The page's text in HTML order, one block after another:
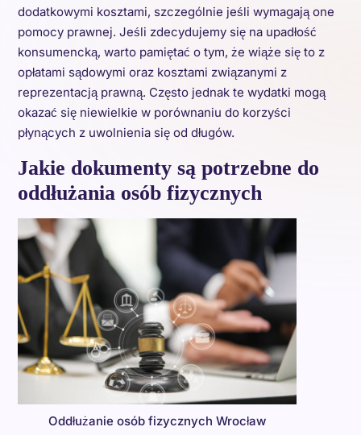
dodatkowymi kosztami, szczególnie jeśli wymagają one
pomocy prawnej. Jeśli zdecydujemy się na upadłość
konsumencką, warto pamiętać o tym, że wiąże się to z
opłatami sądowymi oraz kosztami związanymi z
reprezentacją prawną. Często jednak te wydatki mogą
okazać się niewielkie w porównaniu do korzyści
płynących z uwolnienia się od długów.
Jakie dokumenty są potrzebne do
oddłużania osób fizycznych
Oddłużanie osób fizycznych Wrocław